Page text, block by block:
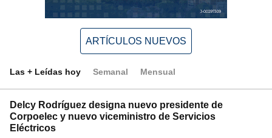
ARTÍCULOS NUEVOS
Las + Leídas hoy Semanal Mensual
Delcy Rodríguez designa nuevo presidente de
Corpoelec y nuevo viceministro de Servicios
Eléctricos